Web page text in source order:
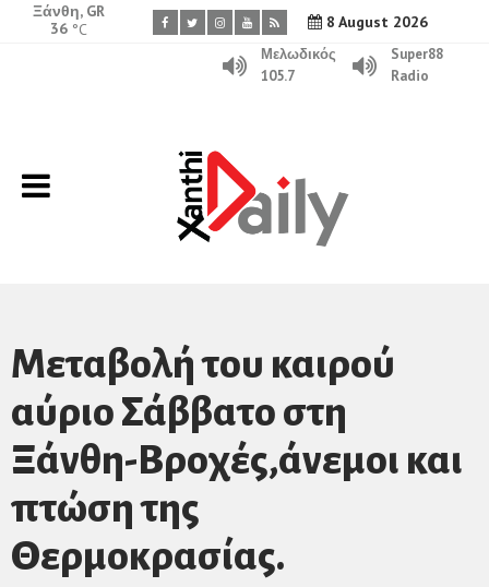
8 August 2026
Ξάνθη, GR
36 °C
Μελωδικός
105.7
Super88
Radio
Μεταβολή του καιρού
αύριο Σάββατο στη
Ξάνθη-Βροχές,άνεμοι και
πτώση της
Θερμοκρασίας.